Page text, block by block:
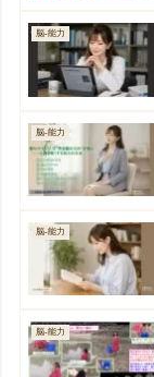
脳-能力
脳-能力
脳-能力
脳-能力